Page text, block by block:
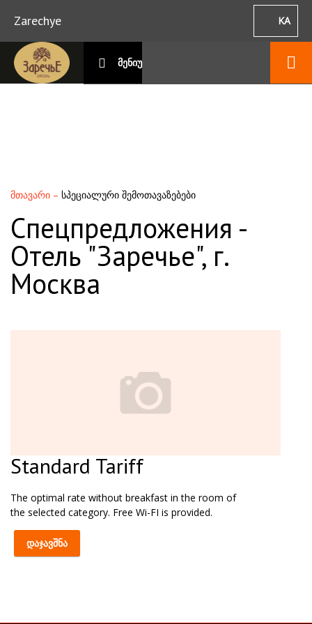
Zarechye KA
მენიუ
მთავარი – სპეციალური შემოთავაზებები
Спецпредложения -
Отель "Заречье", г.
Москва
Standard Tariff
The optimal rate without breakfast in the room of
the selected category. Free Wi-FI is provided.
დაჯავშნა